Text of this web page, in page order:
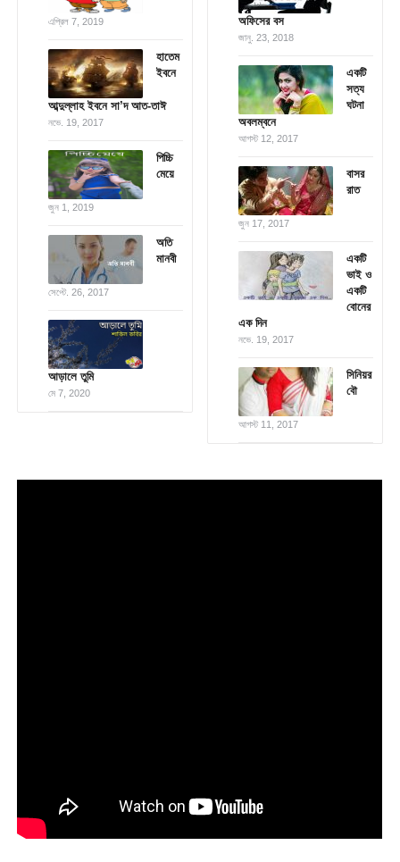
এপ্রিল 7, 2019
হাতেম
ইবনে
আব্দুল্লাহ ইবনে সা’দ আত-তাঈ
নভে. 19, 2017
পিচ্চি
মেয়ে
জুন 1, 2019
অতি
মানবী
সেপ্টে. 26, 2017
আড়ালে তুমি
মে 7, 2020
অফিসের বস
জানু. 23, 2018
একটি
সত্য
ঘটনা
অবলম্বনে
আগস্ট 12, 2017
বাসর
রাত
জুন 17, 2017
একটি
ভাই ও
একটি
বোনের
এক দিন
নভে. 19, 2017
সিনিয়র
বৌ
আগস্ট 11, 2017